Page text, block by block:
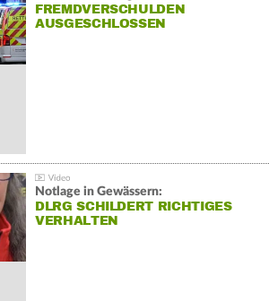
FREMDVERSCHULDEN
AUSGESCHLOSSEN
Notlage in Gewässern:
DLRG SCHILDERT RICHTIGES
VERHALTEN